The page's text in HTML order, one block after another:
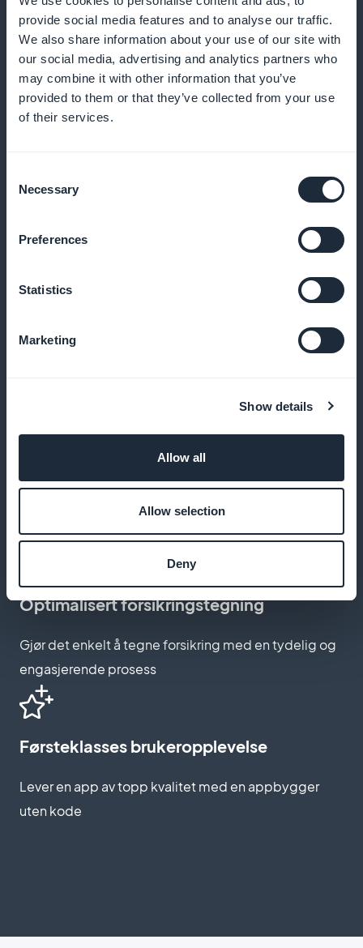
provide social media features and to analyse our traffic.
We also share information about your use of our site with
our social media, advertising and analytics partners who
may combine it with other information that you’ve
provided to them or that they’ve collected from your use
of their services.
Selection
Necessary
Preferences
Statistics
Marketing
Show details
Allow all
Allow selection
Deny
Statistikk i sanntid
Oppdag lesernes preferanser med detaljert
statistikk
med en egen widget
Avansert tilpasning
Tilpass abonnementssidens estetikk til merkevaren
Optimalisert forsikringstegning
Gjør det enkelt å tegne forsikring med en tydelig og
engasjerende prosess
Førsteklasses brukeropplevelse
Lever en app av topp kvalitet med en appbygger
uten kode